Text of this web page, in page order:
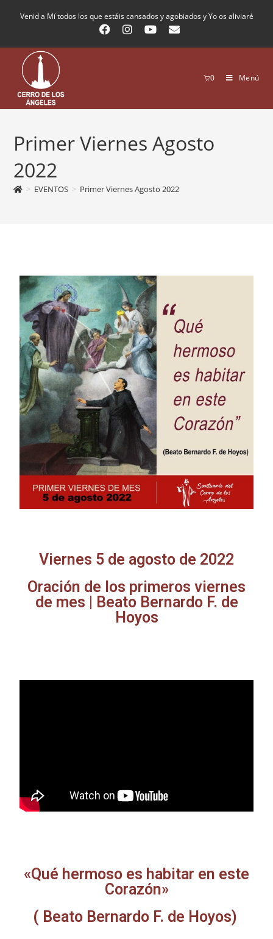
Venid a Mí todos los que estáis cansados y agobiados y Yo os aliviaré
0 Menú
Primer Viernes Agosto
2022
> EVENTOS > Primer Viernes Agosto 2022
Viernes 5 de agosto de 2022
Oración de los primeros viernes
de mes | Beato Bernardo F. de
Hoyos
«Qué hermoso es habitar en este
Corazón»
( Beato Bernardo F. de Hoyos)